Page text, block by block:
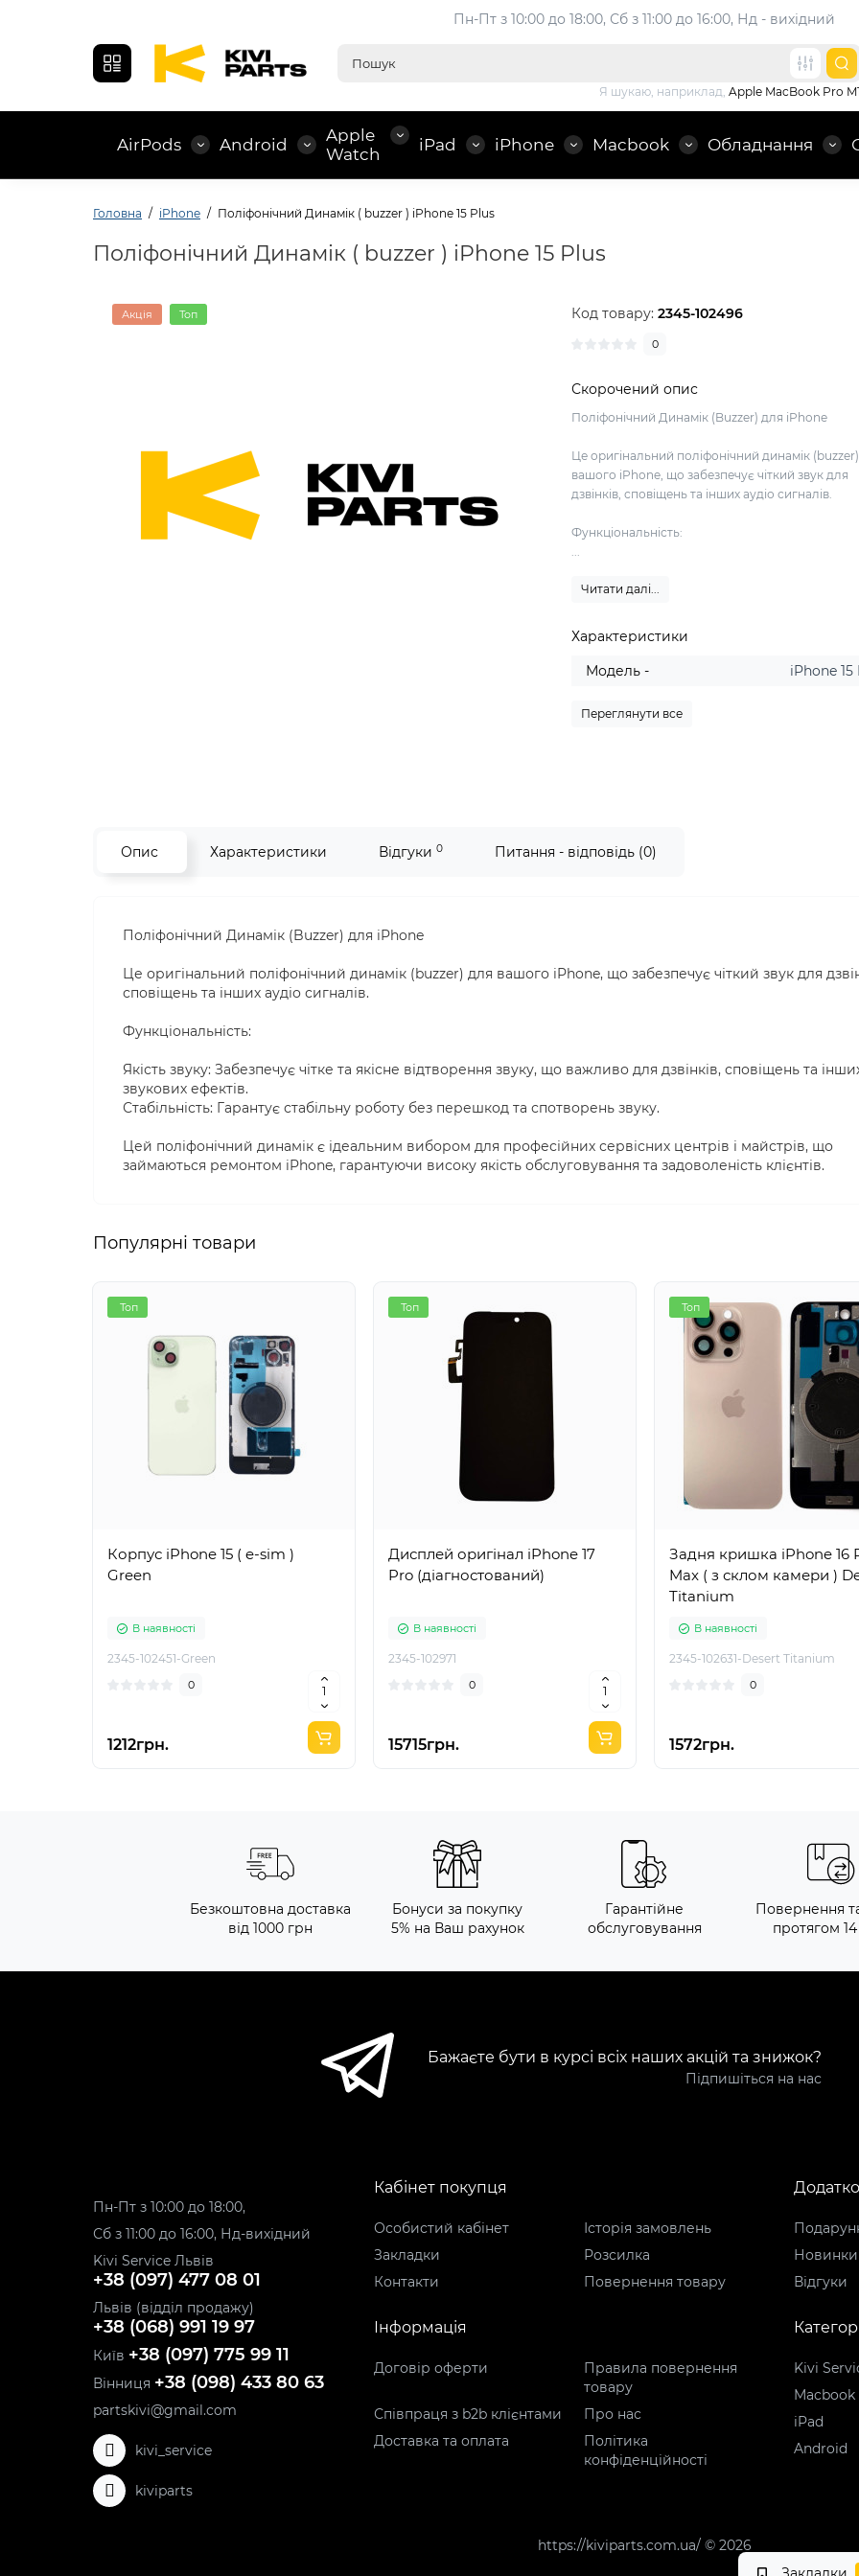
Пн-Пт з 10:00 до 18:00, Сб з 11:00 до 16:00, Нд - вихідний
Я шукаю, наприклад, Apple MacBook Pro M1
AirPods Android
Apple
Watch
iPad iPhone Macbook Обладнання
Головна iPhone Поліфонічний Динамік ( buzzer ) iPhone 15 Plus
Поліфонічний Динамік ( buzzer ) iPhone 15 Plus
Акція Топ Код товару:2345-102496
0
Скорочений опис
Поліфонічний Динамік (Buzzer) для iPhone
Це оригінальний поліфонічний динамік
вашого iPhone, що забезпечує чіткий звук для
дзвінків, сповіщень та інших аудіо сигналів.
Функціональність:
...
Читати далі...
Характеристики
Модель -
iPhone 15
Переглянути все
Опис Характеристики Відгуки 0 Питання - відповідь (0)
Поліфонічний Динамік (Buzzer) для iPhone
Це оригінальний поліфонічний динамік (buzzer) для вашого iPhone, що забезпечує чіткий звук для
сповіщень та інших аудіо сигналів.
Функціональність:
Якість звуку: Забезпечує чітке та якісне відтворення звуку, що важливо для дзвінків, сповіщень та
звукових ефектів.
Стабільність: Гарантує стабільну роботу без перешкод та спотворень звуку.
Цей поліфонічний динамік є ідеальним вибором для професійних сервісних центрів і майстрів, що
займаються ремонтом iPhone, гарантуючи високу якість обслуговування та задоволеність клієнтів.
Популярні товари
Топ
Корпус iPhone 15 ( e-sim )
Green
В наявності
2345-102451-Green
0
1212грн.
Топ
Дисплей оригінал iPhone 17
Pro (діагностований)
В наявності
2345-102971
0
15715грн.
Топ
Задня кришка iPhone 16
Max ( з склом камери )
Titanium
В наявності
2345-102631-Desert Titanium
0
1572грн.
Безкоштовна доставка
від 1000 грн
Бонуси за покупку
5% на Ваш рахунок
Гарантійне
обслуговування
Повернення
протягом 14
Бажаєте бути в курсі всіх наших акцій та знижок?
Підпишіться на нас
Пн-Пт з 10:00 до 18:00,
Сб з 11:00 до 16:00, Нд-вихідний
Kivi Service Львів
+38 (097) 477 08 01
Львів (відділ продажу)
+38 (068) 991 19 97
Київ +38 (097) 775 99 11
Вінниця +38 (098) 433 80 63
partskivi@gmail.com
kivi_service
kiviparts
Кабінет покупця
Особистий кабінет
Історія замовлень
Закладки
Розсилка
Контакти
Повернення товару
Новинки
Відгуки
Інформація
Договір оферти
Правила повернення
товару
Співпраця з b2b клієнтами
Про нас
Доставка та оплата
Політика
конфіденційності
Kivi
Macbook
iPad
Android
https://kiviparts.com.ua/ © 2026